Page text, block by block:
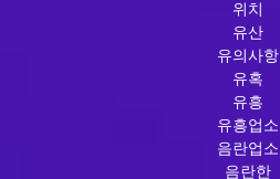
위치
유산
유의사항
유혹
유흥
유흥업소
음란업소
음란한